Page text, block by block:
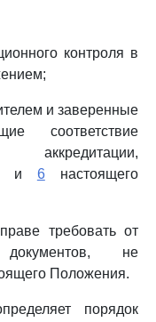
контроля в
и заверенные
соответствие
и 6настоящего
требовать от
документов, не
Положения.
порядок